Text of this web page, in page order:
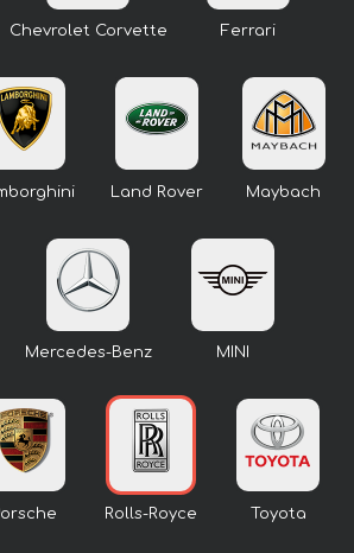
Chevrolet Corvette Ferrari
Land Rover Maybach
Mercedes-Benz MINI
Rolls-Royce Toyota